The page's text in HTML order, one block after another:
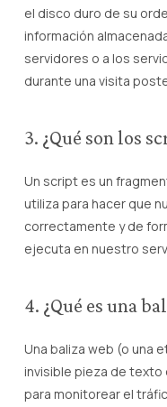
el disco duro de su
información
servidores o a los
durante una visita
3. ¿Qué son los
Un script es un
utiliza para hacer que
correctamente y de
ejecuta en nuestro
4. ¿Qué es una
Una baliza web (o una
invisible pieza de texto
para monitorear el